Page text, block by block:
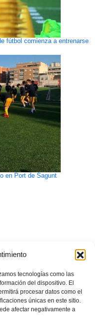
tecnologías como las
del dispositivo. El
procesar datos como el
únicas en este sitio.
afectar negativamente a
fútbol comienza a entrenarse
en Port de Sagunt